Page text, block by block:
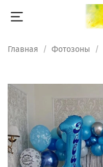
Главная Фотозоны